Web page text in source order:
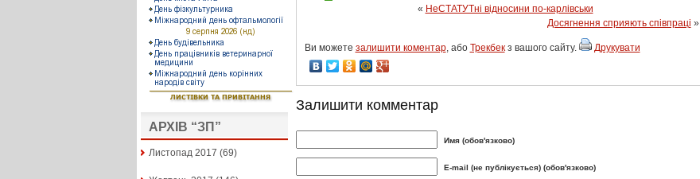
АРХІВ “ЗП”
Листопад 2017 (69)
« НеСТАТУТні відносини по-карлівськи
Досягнення сприяють співпраці »
Ви можете залишити коментар, або Трекбекз вашого сайту. Друкувати
Залишити комментар
Имя (обов'язково)
E-mail (не публікується) (обов'язково)